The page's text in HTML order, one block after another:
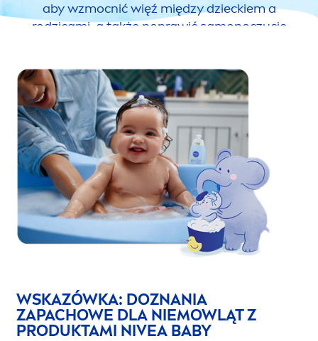
aby wzmocnić więź między dzieckiem a
rodzicami, a także poprawić samopoczucie
WSKAZÓWKA: DOZNANIA
ZAPACHOWE DLA NIEMOWLĄT Z
PRODUKTAMI NIVEA BABY